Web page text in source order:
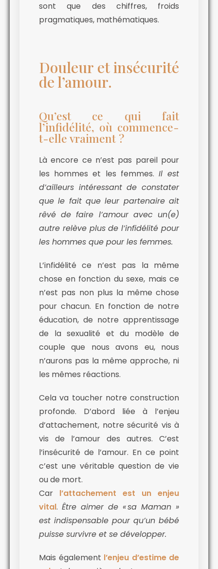
sont que des chiffres, froids
pragmatiques, mathématiques.
Douleur et insécurité
de l’amour.
Qu’est ce qui fait
l’infidélité, où commence-
t-elle vraiment ?
Là encore ce n’est pas pareil pour
les hommes et les femmes. Il est
d’ailleurs intéressant de constater
que le fait que leur partenaire ait
rêvé de faire l’amour avec un(e)
autre relève plus de l’infidélité pour
les hommes que pour les femmes.
L’infidélité ce n’est pas la même
chose en fonction du sexe, mais ce
n’est pas non plus la même chose
pour chacun. En fonction de notre
éducation, de notre apprentissage
de la sexualité et du modèle de
couple que nous avons eu, nous
n’aurons pas la même approche, ni
les mêmes réactions.
Cela va toucher notre construction
profonde. D’abord liée à l’enjeu
d’attachement, notre sécurité vis à
vis de l’amour des autres. C’est
l’insécurité de l’amour. En ce point
c’est une véritable question de vie
ou de mort.
Car l’attachement est un enjeu
vital. Être aimer de « sa Maman »
est indispensable pour qu’un bébé
puisse survivre et se développer.
Mais également l’enjeu d’estime de